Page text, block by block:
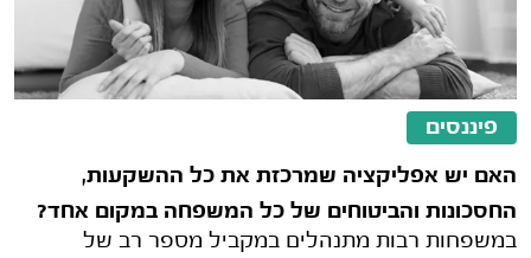
פיננסים
האם יש אפליקציה שמרכזת את כל ההשקעות,
החסכונות והביטוחים של כל המשפחה במקום אחד?
במשפחות רבות מתנהלים במקביל מספר רב של